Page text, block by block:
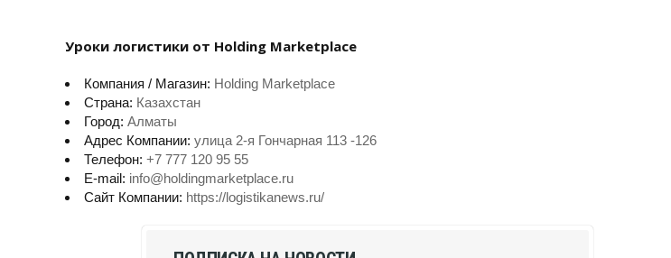
Уроки логистики от Holding Marketplace
Компания / Магазин: Holding Marketplace
Страна: Казахстан
Город: Алматы
Адрес Компании: улица 2-я Гончарная 113 -126
Телефон: +7 777 120 95 55
E-mail: info@holdingmarketplace.ru
Сайт Компании: https://logistikanews.ru/